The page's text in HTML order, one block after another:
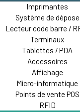
Imprimantes
Système de dépose
Lecteur code barre /
Terminaux
Tablettes / PDA
Accessoires
Affichage
Micro-informatique
Points de vente POS
RFID